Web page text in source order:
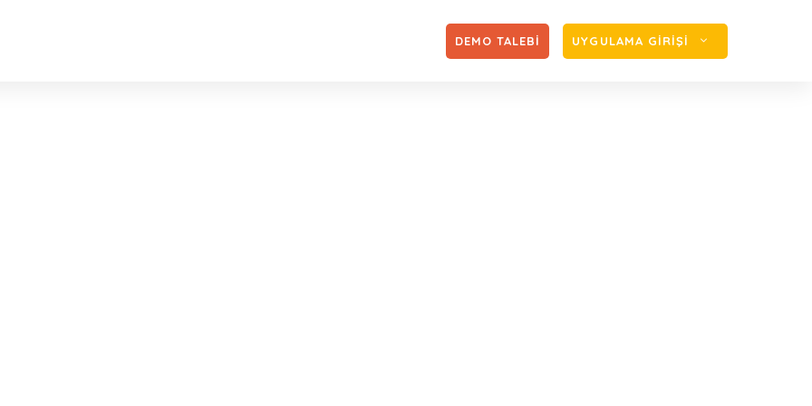
DEMO TALEBİ UYGULAMA GİRİŞİ